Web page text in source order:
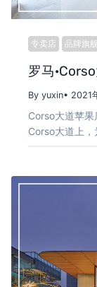
专卖店 品牌旗
罗马
By yuxin• 2021
Corso大道苹
Corso大道上